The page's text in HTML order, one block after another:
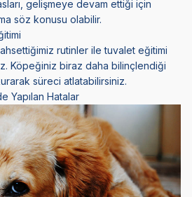
gelişmeye devam ettiği için
söz konusu olabilir.
rutinler ile tuvalet eğitimi
Köpeğiniz biraz daha bilinçlendiği
süreci atlatabilirsiniz.
Yapılan Hatalar